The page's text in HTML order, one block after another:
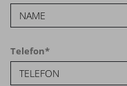
Telefon*